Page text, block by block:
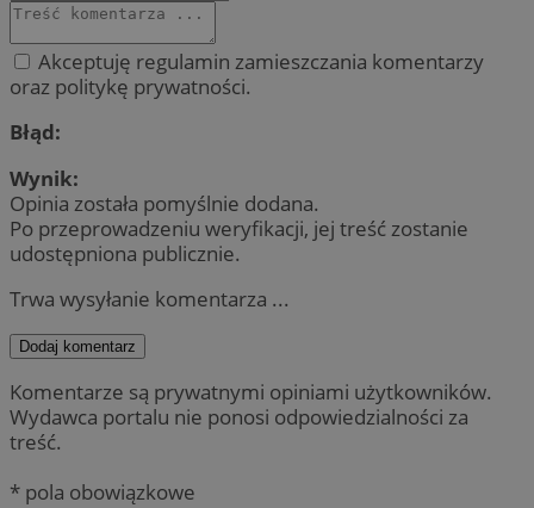
Akceptuję regulamin zamieszczania komentarzy
oraz politykę prywatności.
Błąd:
Wynik:
Opinia została pomyślnie dodana.
Po przeprowadzeniu weryfikacji, jej treść zostanie
udostępniona publicznie.
Trwa wysyłanie komentarza ...
Dodaj komentarz
Komentarze są prywatnymi opiniami użytkowników.
Wydawca portalu nie ponosi odpowiedzialności za
treść.
* pola obowiązkowe